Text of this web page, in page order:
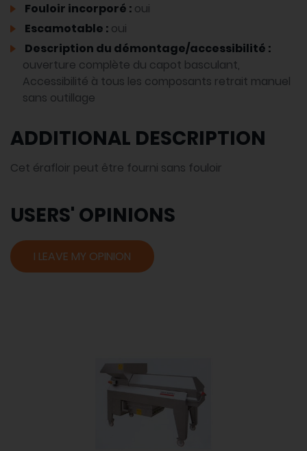
Fouloir incorporé : oui
Escamotable : oui
Description du démontage/accessibilité :
ouverture complète du capot basculant,
Accessibilité à tous les composants retrait manuel
sans outillage
ADDITIONAL DESCRIPTION
Cet érafloir peut être fourni sans fouloir
USERS' OPINIONS
I LEAVE MY OPINION